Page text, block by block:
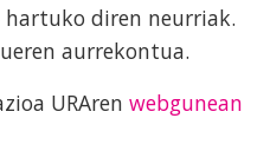
diren neurriak.
aurrekontua.
URAren webgunean